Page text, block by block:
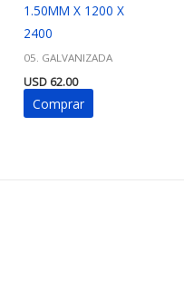
1.50MM X 1200 X
2400
05. GALVANIZADA
USD62.00
Comprar